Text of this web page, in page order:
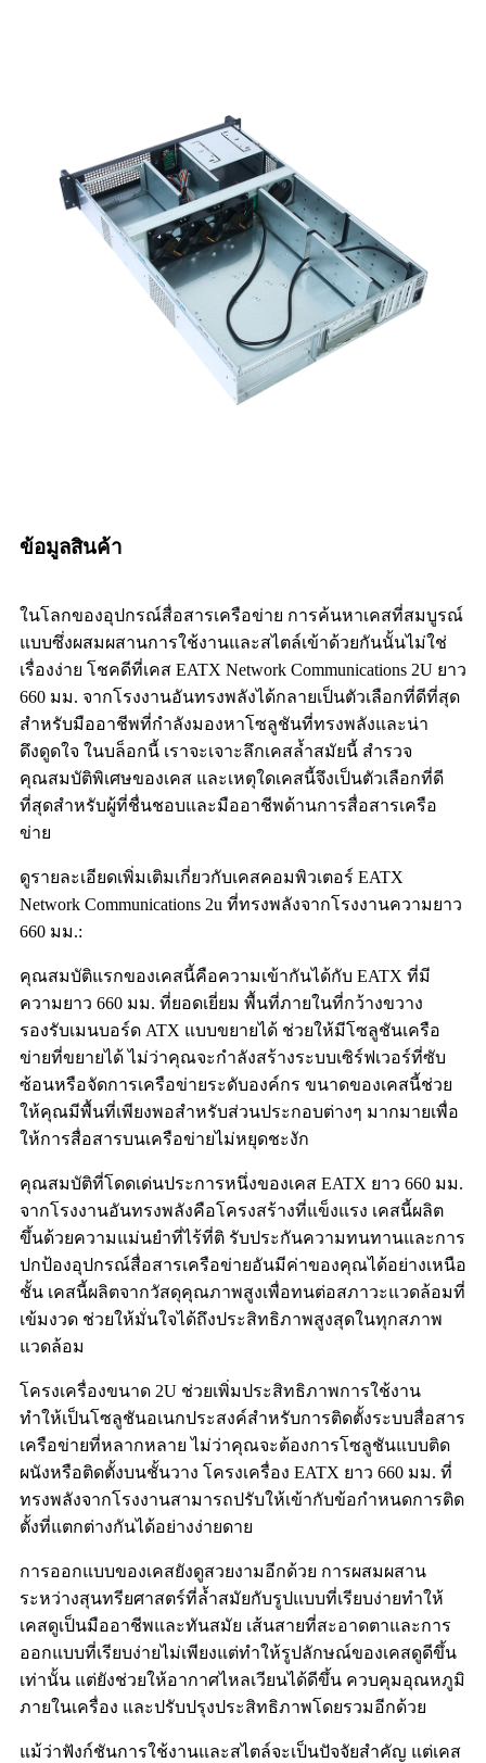
ข้อมูลสินค้า
ในโลกของอุปกรณ์สื่อสารเครือข่าย การค้นหาเคสที่สมบูรณ์
แบบซึ่งผสมผสานการใช้งานและสไตล์เข้าด้วยกันนั้นไม่ใช่
เรื่องง่าย โชคดีที่เคส EATX Network Communications 2U ยาว
660 มม. จากโรงงานอันทรงพลังได้กลายเป็นตัวเลือกที่ดีที่สุด
สำหรับมืออาชีพที่กำลังมองหาโซลูชันที่ทรงพลังและน่า
ดึงดูดใจ ในบล็อกนี้ เราจะเจาะลึกเคสล้ำสมัยนี้ สำรวจ
คุณสมบัติพิเศษของเคส และเหตุใดเคสนี้จึงเป็นตัวเลือกที่ดี
ที่สุดสำหรับผู้ที่ชื่นชอบและมืออาชีพด้านการสื่อสารเครือ
ข่าย
ดูรายละเอียดเพิ่มเติมเกี่ยวกับเคสคอมพิวเตอร์ EATX
Network Communications 2u ที่ทรงพลังจากโรงงานความยาว
660 มม.:
คุณสมบัติแรกของเคสนี้คือความเข้ากันได้กับ EATX ที่มี
ความยาว 660 มม. ที่ยอดเยี่ยม พื้นที่ภายในที่กว้างขวาง
รองรับเมนบอร์ด ATX แบบขยายได้ ช่วยให้มีโซลูชันเครือ
ข่ายที่ขยายได้ ไม่ว่าคุณจะกำลังสร้างระบบเซิร์ฟเวอร์ที่ซับ
ซ้อนหรือจัดการเครือข่ายระดับองค์กร ขนาดของเคสนี้ช่วย
ให้คุณมีพื้นที่เพียงพอสำหรับส่วนประกอบต่างๆ มากมายเพื่อ
ให้การสื่อสารบนเครือข่ายไม่หยุดชะงัก
คุณสมบัติที่โดดเด่นประการหนึ่งของเคส EATX ยาว 660 มม.
จากโรงงานอันทรงพลังคือโครงสร้างที่แข็งแรง เคสนี้ผลิต
ขึ้นด้วยความแม่นยำที่ไร้ที่ติ รับประกันความทนทานและการ
ปกป้องอุปกรณ์สื่อสารเครือข่ายอันมีค่าของคุณได้อย่างเหนือ
ชั้น เคสนี้ผลิตจากวัสดุคุณภาพสูงเพื่อทนต่อสภาวะแวดล้อมที่
เข้มงวด ช่วยให้มั่นใจได้ถึงประสิทธิภาพสูงสุดในทุกสภาพ
แวดล้อม
โครงเครื่องขนาด 2U ช่วยเพิ่มประสิทธิภาพการใช้งาน
ทำให้เป็นโซลูชันอเนกประสงค์สำหรับการติดตั้งระบบสื่อสาร
เครือข่ายที่หลากหลาย ไม่ว่าคุณจะต้องการโซลูชันแบบติด
ผนังหรือติดตั้งบนชั้นวาง โครงเครื่อง EATX ยาว 660 มม. ที่
ทรงพลังจากโรงงานสามารถปรับให้เข้ากับข้อกำหนดการติด
ตั้งที่แตกต่างกันได้อย่างง่ายดาย
การออกแบบของเคสยังดูสวยงามอีกด้วย การผสมผสาน
ระหว่างสุนทรียศาสตร์ที่ล้ำสมัยกับรูปแบบที่เรียบง่ายทำให้
เคสดูเป็นมืออาชีพและทันสมัย ​​เส้นสายที่สะอาดตาและการ
ออกแบบที่เรียบง่ายไม่เพียงแต่ทำให้รูปลักษณ์ของเคสดูดีขึ้น
เท่านั้น แต่ยังช่วยให้อากาศไหลเวียนได้ดีขึ้น ควบคุมอุณหภูมิ
ภายในเครื่อง และปรับปรุงประสิทธิภาพโดยรวมอีกด้วย
แม้ว่าฟังก์ชันการใช้งานและสไตล์จะเป็นปัจจัยสำคัญ แต่เคส